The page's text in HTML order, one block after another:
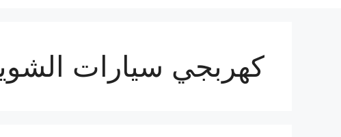
كهربجي سيارات